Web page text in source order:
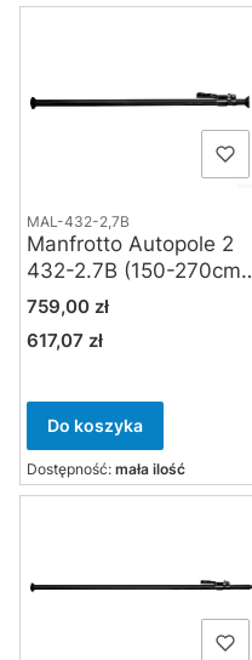
MAL-432-2,7B
Manfrotto Autopole 2
432-2.7B (150-270cm)
czarna
Cena
759,00 zł
Cena
617,07 zł
Do koszyka
Dostępność: mała ilość